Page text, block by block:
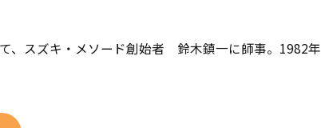
、スズキ・メソード創始者 鈴木鎮一に師事。1982年